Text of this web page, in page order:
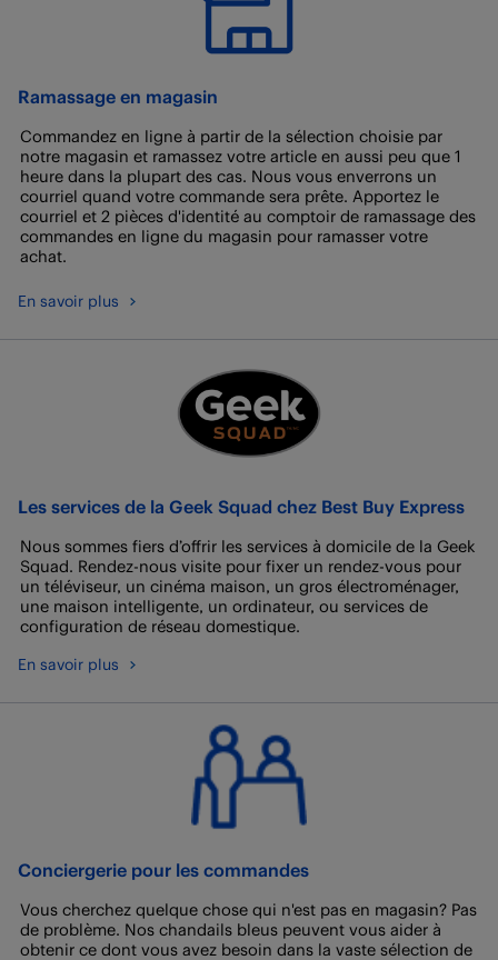
Ramassage en magasin
Commandez en ligne à partir de la sélection choisie par
notre magasin et ramassez votre article en aussi peu que 1
heure dans la plupart des cas. Nous vous enverrons un
courriel quand votre commande sera prête. Apportez le
courriel et 2 pièces d'identité au comptoir de ramassage des
commandes en ligne du magasin pour ramasser votre
achat.
En savoir plus
Les services de la Geek Squad chez Best Buy Express
Nous sommes fiers d’offrir les services à domicile de la Geek
Squad. Rendez-nous visite pour fixer un rendez-vous pour
un téléviseur, un cinéma maison, un gros électroménager,
une maison intelligente, un ordinateur, ou services de
configuration de réseau domestique.
En savoir plus
Conciergerie pour les commandes
Vous cherchez quelque chose qui n'est pas en magasin? Pas
de problème. Nos chandails bleus peuvent vous aider à
obtenir ce dont vous avez besoin dans la vaste sélection de